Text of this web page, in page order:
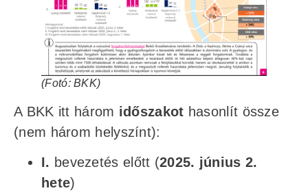
(Fotó: BKK)
A BKK itt három időszakot hasonlít össze
(nem három helyszínt):
I. bevezetés előtt (2025. június 2.
hete)